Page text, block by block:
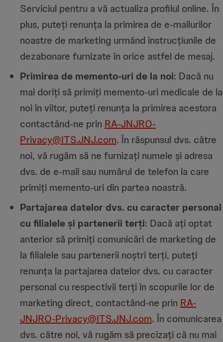
Serviciul pentru a vă actualiza profilul online. În
plus, puteți renunța la primirea de e-mailurilor
noastre de marketing urmând instrucțiunile de
dezabonare furnizate în orice astfel de mesaj.
Primirea de memento-uri de la noi: Dacă nu
mai doriți să primiți memento-uri medicale de la
noi în viitor, puteți renunța la primirea acestora
contactând-ne prin RA-JNJRO-
Privacy@ITS.JNJ.com. În răspunsul dvs. către
noi, vă rugăm să ne furnizați numele și adresa
dvs. de e-mail sau numărul de telefon la care
primiți memento-uri din partea noastră.
Partajarea datelor dvs. cu caracter personal
cu filialele și partenerii terți: Dacă ați optat
anterior să primiți comunicări de marketing de
la filialele sau partenerii noștri terți, puteți
renunța la partajarea datelor dvs. cu caracter
personal cu respectivii terți în scopurile lor de
marketing direct, contactând-ne prin RA-
JNJRO-Privacy@ITS.JNJ.com. În comunicarea
dvs. către noi, vă rugăm să precizați că nu mai